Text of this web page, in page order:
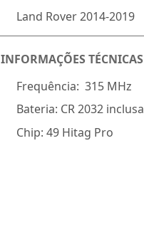
Land Rover 2014-2019
INFORMAÇÕES TÉCNICAS
Frequência: 315 MHz
Bateria: CR 2032 inclusa
Chip: 49 Hitag Pro